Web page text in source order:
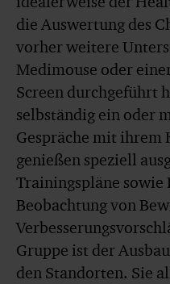
die Auswertung des
vorher weitere
Medimouse oder
Screen durchgeführt
selbständig ein oder
Gespräche mit ihrem
genießen speziell
Trainingspläne sowie
Beobachtung von
Gruppe ist der
den Standorten. Sie